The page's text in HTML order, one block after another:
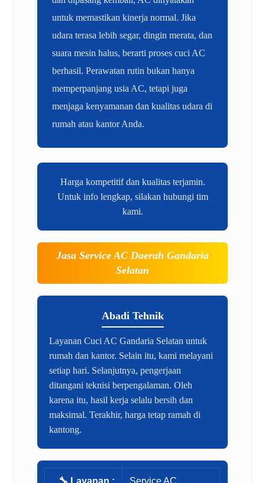
untuk memastikan kinerja normal. Jika
udara terasa lebih segar, dingin merata, dan
suara mesin halus, berarti proses cuci AC
berhasil. Perawatan rutin bukan hanya
memperpanjang usia AC, tetapi juga
menjaga kenyamanan dan kualitas udara di
rumah atau kantor Anda.
Harga kompetitif dan kualitas terjamin.
Untuk info lengkap, silakan hubungi tim
kami.
Jasa Service AC Daerah Gandaria
Selatan
Abadi Tehnik
Layanan Cuci AC Gandaria Selatan untuk
rumah dan kantor. Selain itu, kami melayani
setiap hari. Selanjutnya, pengerjaan
ditangani teknisi berpengalaman. Oleh
karena itu, hasil kerja selalu bersih dan
maksimal. Terakhir, harga tetap ramah di
kantong.
🔧 Layanan : Service AC